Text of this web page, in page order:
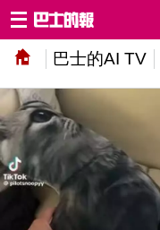
巴士的AI TV